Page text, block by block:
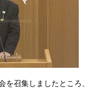
召集しましたところ、